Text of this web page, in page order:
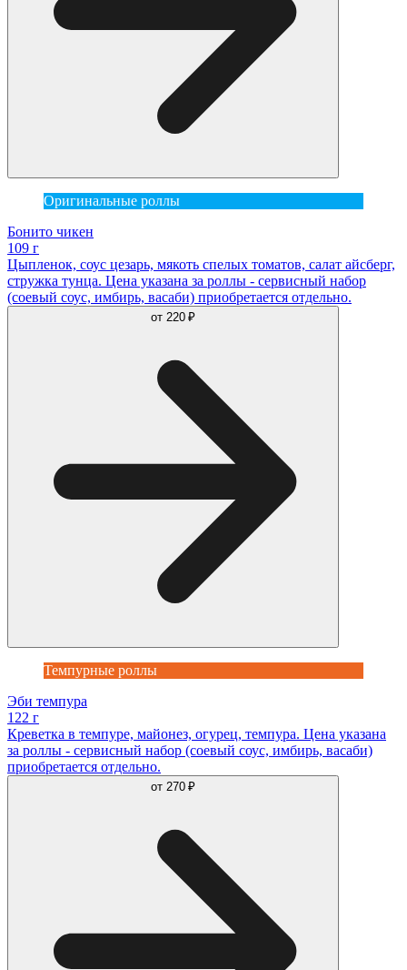
Оригинальные роллы
Бонито чикен
109 г
Цыпленок, соус цезарь, мякоть спелых томатов, салат айсберг,
стружка тунца. Цена указана за роллы - сервисный набор
(соевый соус, имбирь, васаби) приобретается отдельно.
от 220 ₽
Темпурные роллы
Эби темпура
122 г
Креветка в темпуре, майонез, огурец, темпура. Цена указана
за роллы - сервисный набор (соевый соус, имбирь, васаби)
приобретается отдельно.
от 270 ₽